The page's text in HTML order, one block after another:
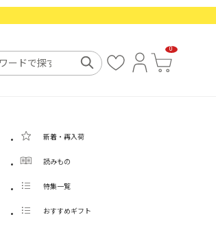
0
新着・再入荷
読みもの
特集一覧
おすすめギフト